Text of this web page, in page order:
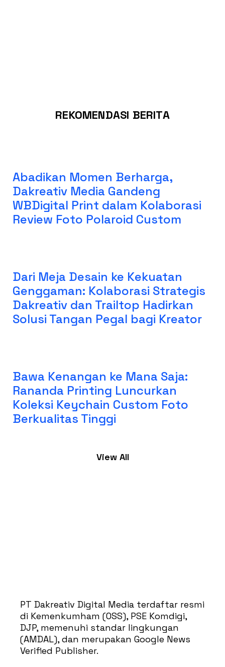
REKOMENDASI BERITA
Abadikan Momen Berharga,
Dakreativ Media Gandeng
WBDigital Print dalam Kolaborasi
Review Foto Polaroid Custom
Dari Meja Desain ke Kekuatan
Genggaman: Kolaborasi Strategis
Dakreativ dan Trailtop Hadirkan
Solusi Tangan Pegal bagi Kreator
Bawa Kenangan ke Mana Saja:
Rananda Printing Luncurkan
Koleksi Keychain Custom Foto
Berkualitas Tinggi
View All
PT Dakreativ Digital Media terdaftar resmi
di Kemenkumham (OSS), PSE Komdigi,
DJP, memenuhi standar lingkungan
(AMDAL), dan merupakan Google News
Verified Publisher.